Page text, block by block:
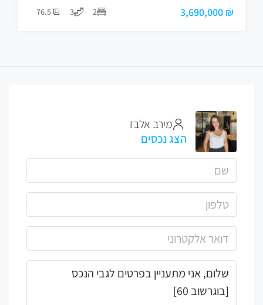
₪ 3,690,000
2
3
76.5
מירב אלבז
הצג נכסים